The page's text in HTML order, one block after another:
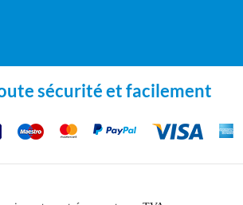
sécurité et facilement